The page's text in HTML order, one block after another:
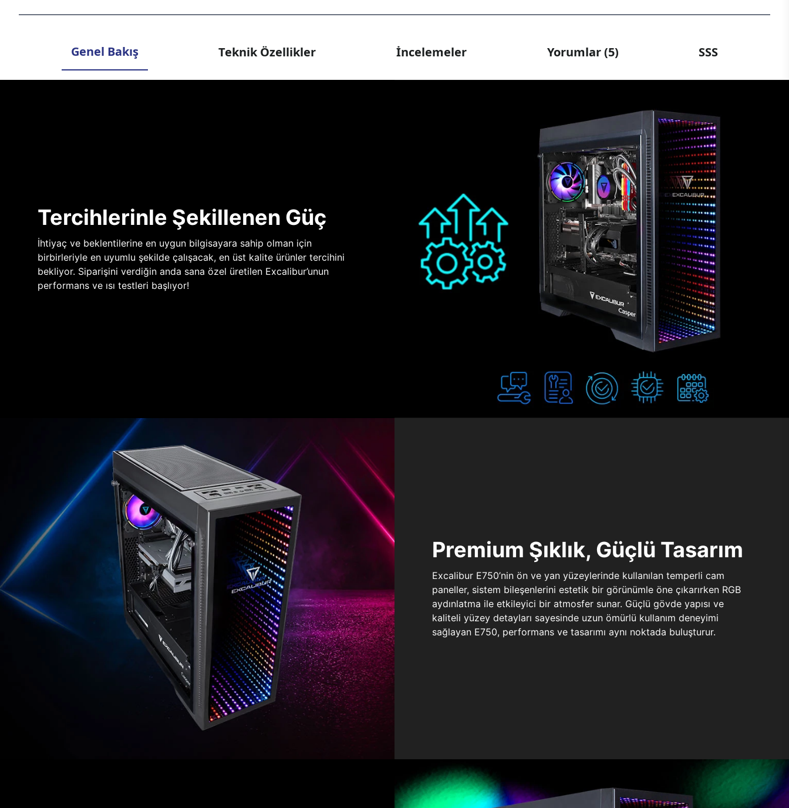
Genel Bakış Teknik Özellikler İncelemeler Yorumlar (5) SSS
Tercihlerinle Şekillenen Güç
İhtiyaç ve beklentilerine en uygun bilgisayara sahip olman için
birbirleriyle en uyumlu şekilde çalışacak, en üst kalite ürünler tercihini
bekliyor. Siparişini verdiğin anda sana özel üretilen Excalibur’unun
performans ve ısı testleri başlıyor!
Premium Şıklık, Güçlü Tasarım
Excalibur E750’nin ön ve yan yüzeylerinde kullanılan temperli cam
paneller, sistem bileşenlerini estetik bir görünümle öne çıkarırken RGB
aydınlatma ile etkileyici bir atmosfer sunar. Güçlü gövde yapısı ve
kaliteli yüzey detayları sayesinde uzun ömürlü kullanım deneyimi
sağlayan E750, performans ve tasarımı aynı noktada buluşturur.